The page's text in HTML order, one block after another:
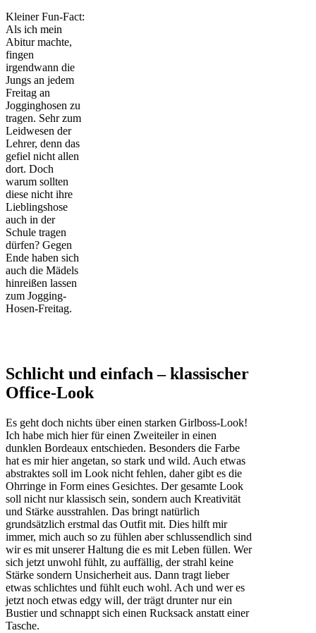
Kleiner Fun-Fact:
Als ich mein
Abitur machte,
fingen
irgendwann die
Jungs an jedem
Freitag an
Jogginghosen zu
tragen. Sehr zum
Leidwesen der
Lehrer, denn das
gefiel nicht allen
dort. Doch
warum sollten
diese nicht ihre
Lieblingshose
auch in der
Schule tragen
dürfen? Gegen
Ende haben sich
auch die Mädels
hinreißen lassen
zum Jogging-
Hosen-Freitag.
Schlicht und einfach – klassischer
Office-Look
Es geht doch nichts über einen starken Girlboss-Look!
Ich habe mich hier für einen Zweiteiler in einen
dunklen Bordeaux entschieden. Besonders die Farbe
hat es mir hier angetan, so stark und wild. Auch etwas
abstraktes soll im Look nicht fehlen, daher gibt es die
Ohrringe in Form eines Gesichtes. Der gesamte Look
soll nicht nur klassisch sein, sondern auch Kreativität
und Stärke ausstrahlen. Das bringt natürlich
grundsätzlich erstmal das Outfit mit. Dies hilft mir
immer, mich auch so zu fühlen aber schlussendlich sind
wir es mit unserer Haltung die es mit Leben füllen. Wer
sich jetzt unwohl fühlt, zu auffällig, der strahl keine
Stärke sondern Unsicherheit aus. Dann tragt lieber
etwas schlichtes und fühlt euch wohl. Ach und wer es
jetzt noch etwas edgy will, der trägt drunter nur ein
Bustier und schnappt sich einen Rucksack anstatt einer
Tasche.